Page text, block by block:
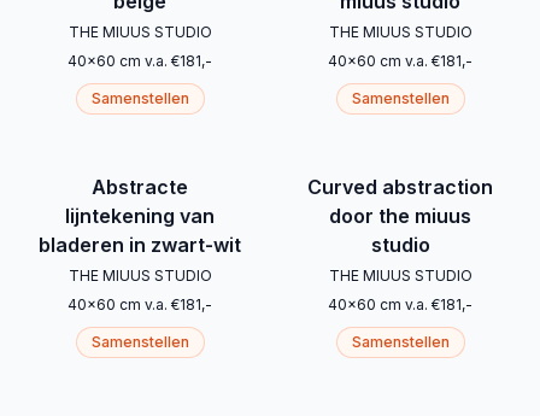
THE MIUUS STUDIO
40x60 cm v.a. €181,-
Samenstellen
THE MIUUS STUDIO
40x60 cm v.a. €181,-
Samenstellen
Abstracte
lijntekening van
bladeren in zwart-wit
THE MIUUS STUDIO
40x60 cm v.a. €181,-
Samenstellen
Curved abstraction
door the miuus
studio
THE MIUUS STUDIO
40x60 cm v.a. €181,-
Samenstellen